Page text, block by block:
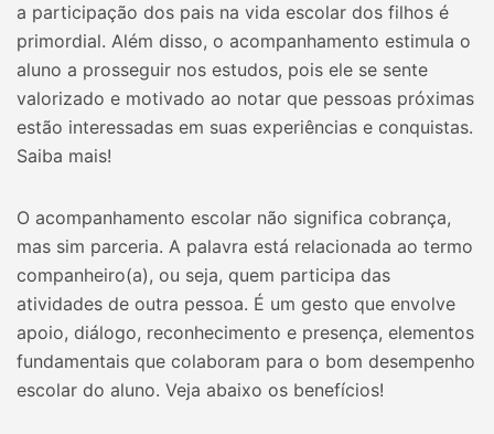
a participação dos pais na vida escolar dos filhos é
primordial. Além disso, o acompanhamento estimula o
aluno a prosseguir nos estudos, pois ele se sente
valorizado e motivado ao notar que pessoas próximas
estão interessadas em suas experiências e conquistas.
Saiba mais!
O acompanhamento escolar não significa cobrança,
mas sim parceria. A palavra está relacionada ao termo
companheiro(a), ou seja, quem participa das
atividades de outra pessoa. É um gesto que envolve
apoio, diálogo, reconhecimento e presença, elementos
fundamentais que colaboram para o bom desempenho
escolar do aluno. Veja abaixo os benefícios!